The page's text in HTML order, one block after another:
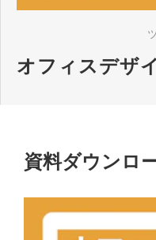
オフィスデザ
資料ダウンロ